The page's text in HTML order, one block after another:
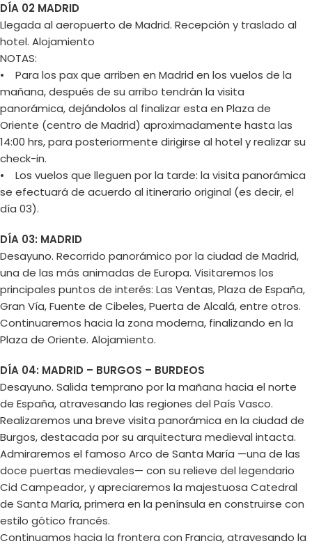
DÍA 02 MADRID
Llegada al aeropuerto de Madrid. Recepción y traslado al
hotel. Alojamiento
NOTAS:
• Para los pax que arriben en Madrid en los vuelos de la
mañana, después de su arribo tendrán la visita
panorámica, dejándolos al finalizar esta en Plaza de
Oriente (centro de Madrid) aproximadamente hasta las
14:00 hrs, para posteriormente dirigirse al hotel y realizar su
check-in.
• Los vuelos que lleguen por la tarde: la visita panorámica
se efectuará de acuerdo al itinerario original (es decir, el
día 03).
DÍA 03: MADRID
Desayuno. Recorrido panorámico por la ciudad de Madrid,
una de las más animadas de Europa. Visitaremos los
principales puntos de interés: Las Ventas, Plaza de España,
Gran Vía, Fuente de Cibeles, Puerta de Alcalá, entre otros.
Continuaremos hacia la zona moderna, finalizando en la
Plaza de Oriente. Alojamiento.
DÍA 04: MADRID – BURGOS – BURDEOS
Desayuno. Salida temprano por la mañana hacia el norte
de España, atravesando las regiones del País Vasco.
Realizaremos una breve visita panorámica en la ciudad de
Burgos, destacada por su arquitectura medieval intacta.
Admiraremos el famoso Arco de Santa María —una de las
doce puertas medievales— con su relieve del legendario
Cid Campeador, y apreciaremos la majestuosa Catedral
de Santa María, primera en la península en construirse con
estilo gótico francés.
Continuamos hacia la frontera con Francia, atravesando la